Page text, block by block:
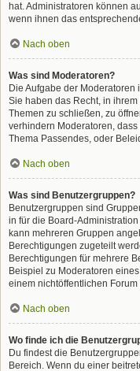
hat. Administratoren können
wenn ihnen das
Nach oben
Was sind Moderatoren?
Die Aufgabe der
Sie haben das Recht, in
Themen zu schließen, zu
verhindern Moderatoren, dass
Thema Passendes, oder
Nach oben
Was sind Benutzergruppen?
Benutzergruppen sind
in für die Board-
kann mehreren Gruppen
Berechtigungen zugeteilt
Berechtigungen für mehrere
Beispiel zu Moderatoren
einem nichtöffentlichen
Nach oben
Wo finde ich die
Du findest die
Bereich. Wenn du einer